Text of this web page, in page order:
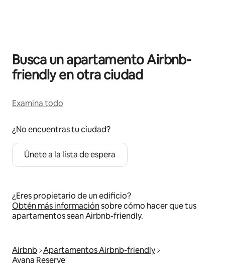
Busca un apartamento Airbnb-
friendly en otra ciudad
Examina todo
¿No encuentras tu ciudad?
Únete a la lista de espera
¿Eres propietario de un edificio?
Obtén más informaciónsobre cómo hacer que tus
apartamentos sean Airbnb-friendly.
Airbnb Apartamentos Airbnb-friendly
Avana Reserve